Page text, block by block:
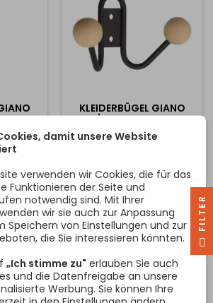
Möbel oder Möbelwand...
+
einer
KLEIDERBÜGEL GIANO
MINI / SCHWARZ MATT +
HOLZ
Schöner und rustikaler
Frontbefestigung und einer
Höhe von 70 mm.
Kombiniert mit Naturholz.
Preis
5,08 €
 In den Warenkorb
damit unsere Website
verwenden wir Cookies, die für das
Funktionieren der Seite und
notwendig sind. Mit Ihrer
wir sie auch zur Anpassung
Speichern von Einstellungen und zur
die Sie interessieren könnten.
„Ich stimme zu" erlauben Sie auch
und die Datenfreigabe an unsere
Werbung. Sie können Ihre
R